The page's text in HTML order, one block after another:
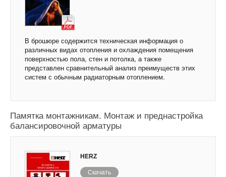
В брошюре содержится техническая информация о
различных видах отопления и охлаждения помещения
поверхностью пола, стен и потолка, а также
представлен сравнительный анализ преимуществ этих
систем с обычным радиаторным отоплением.
Памятка монтажникам. Монтаж и преднастройка
балансировочной арматуры
HERZ
Скачать